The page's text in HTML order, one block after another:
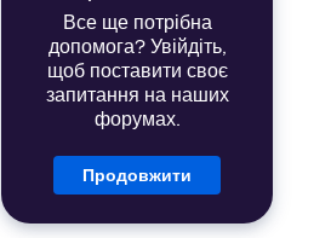
Все ще потрібна
допомога? Увійдіть,
щоб поставити своє
запитання на наших
форумах.
Продовжити